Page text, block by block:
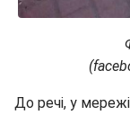
До речі, у